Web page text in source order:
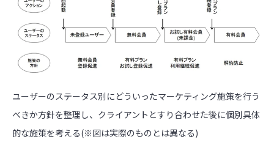
ユーザーのステータス別にどういったマーケティング施策を行う
べきか方針を整理し、クライアントとすり合わせた後に個別具体
的な施策を考える(※図は実際のものとは異なる)